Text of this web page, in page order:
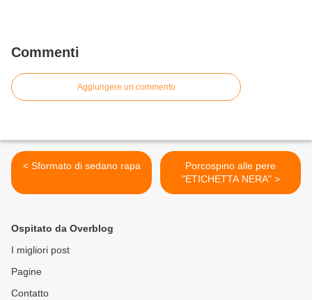
Commenti
Aggiungere un commento
< Sformato di sedano rapa
Porcospino alle pere
"ETICHETTA NERA" >
Ospitato da Overblog
I migliori post
Pagine
Contatto